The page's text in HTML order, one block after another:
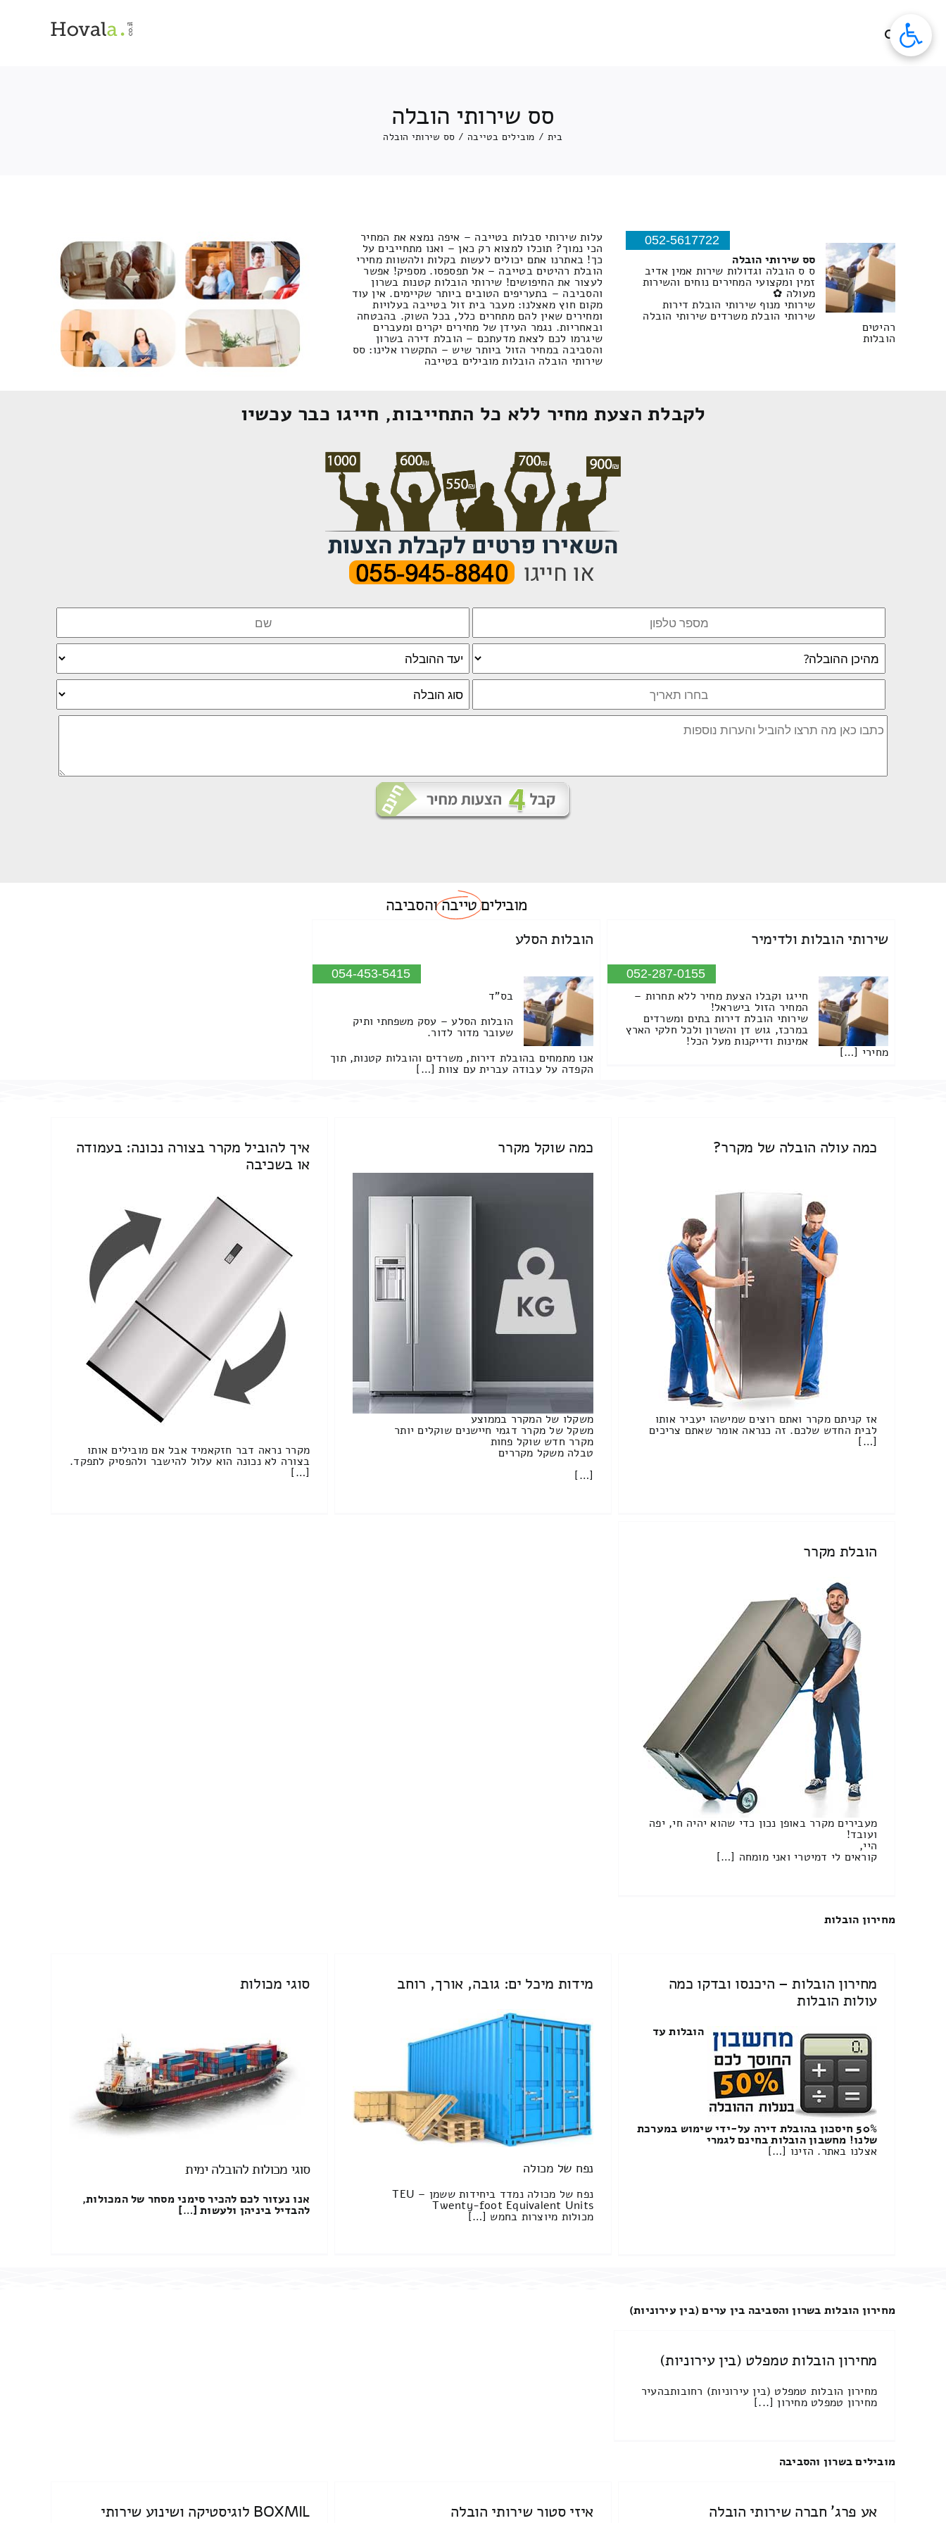
סס שירותי הובלה
בית / מובילים בטייבה / סס שירותי הובלה
052-5617722
סס שירותי הובלה
ס ס הובלה וגדולות שירות אמין אדיב
זמין ומקצועי המחירים נוחים והשירות
מעולה ✿
שירותי מנוף שירותי הובלת דירות
שירותי הובלת משרדים שירותי הובלה
רהיטים
הובלות
עלות שירותי סבלות בטייבה – איפה נמצא את המחיר
הכי נמוך? תוכלו למצוא רק כאן – ואנו מתחייבים על
כך! באתרנו אתם יכולים לעשות בקלות ולהשוות מחירי
הובלת רהיטים בטייבה – אל תפספסו. מספיק! אפשר
לעצור את החיפושים! שירותי הובלות קטנות בשרון
והסביבה – בתעריפים הטובים ביותר שקיימים. אין עוד
מקום חוץ מאצלנו: מעבר בית זול בטייבה בעלויות
ומחירים שאין להם מתחרים כלל, בכל השוק. בהבטחה
ובאחריות. נגמר העידן של מחירים יקרים ומעברים
שיגרמו לכם לצאת מדעתכם – הובלת דירה בשרון
והסביבה במחיר הזול ביותר שיש – התקשרו אלינו: סס
שירותי הובלה הובלות מובילים בטייבה
לקבלת הצעת מחיר ללא כל התחייבות, חייגו כבר עכשיו
מוביליםטייבהוהסביבה
שירותי הובלות ולדימיר
052-287-0155
חייגו וקבלו הצעת מחיר ללא תחרות –
המחיר הזול בישראל!
שירותי הובלת דירות בתים ומשרדים
במרכז, גוש דן והשרון ולכל חלקי הארץ
אמינות ודייקנות מעל הכל!
מחירי […]
הובלות הסלע
054-453-5415
בס"ד
הובלות הסלע – עסק משפחתי ותיק
שעובר מדור לדור.
אנו מתמחים בהובלת דירות, משרדים והובלות קטנות, תוך
הקפדה על עבודה עברית עם צוות […]
כמה עולה הובלה של מקרר?
אז קניתם מקרר ואתם רוצים שמישהו יעביר אותו
לבית החדש שלכם. זה כנראה אומר שאתם צריכים
[…]
כמה שוקל מקרר
משקלו של המקרר בממוצע
משקל של מקרר דגמי חיישנים שוקלים יותר
מקרר חדש שוקל פחות
טבלה משקל מקררים
[…]
איך להוביל מקרר בצורה נכונה: בעמודה
או בשכיבה
מקרר נראה דבר חזקאמיד אבל אם מובילים אותו
בצורה לא נכונה הוא עלול להישבר ולהפסיק לתפקד.
[…]
הובלת מקרר
מעבירים מקרר באופן נכון כדי שהוא יהיה חי, יפה
ועובד!
היי,
קוראים לי דמיטרי ואני מומחה […]
מחירון הובלות
מחירון הובלות – היכנסו ובדקו כמה
עולות הובלות
הובלות עד
50% חיסכון בהובלת דירה על-ידי שימוש במערכת
שלנו! מחשבון הובלות בחינם לגמרי
אצלנו באתר. הזינו […]
מידות מיכל ים: גובה, אורך, רוחב
נפח של מכולה
נפח של מכולה נמדד ביחידות ששמן TEU –
Twenty-foot Equivalent Units
מכולות מיוצרות בחמש […]
סוגי מכולות
סוגי מכולות להובלה ימית
אנו נעזור לכם להכיר סימני מסחר של המכולות,
להבדיל ביניהן ולעשות […]
מחירון הובלות בשרון והסביבה בין ערים (בין עירוניות)
מחירון הובלות טמפלט (בין עירוניות)
מחירון הובלות טמפלט (בין עירוניות) רחובותבהעיר
מחירון טמפלט מחירון [...]
מובילים בשרון והסביבה
אע פרג' חברה שירותי הובלה איזי סטור שירותי הובלה
BOXMIL לוגיסטיקה ושינוע שירותי